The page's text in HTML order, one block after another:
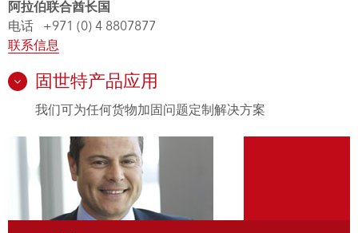
阿拉伯联合酋长国
电话 +971 (0) 4 8807877
联系信息
固世特产品应用
我们可为任何货物加固问题定制解决方案